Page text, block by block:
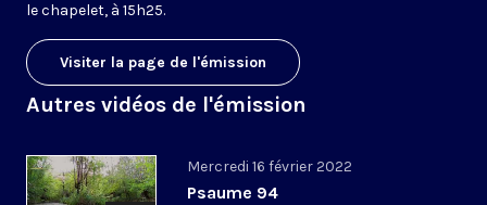
le chapelet, à 15h25.
Visiter la page de l'émission
Autres vidéos de l'émission
Mercredi 16 février 2022
Psaume 94